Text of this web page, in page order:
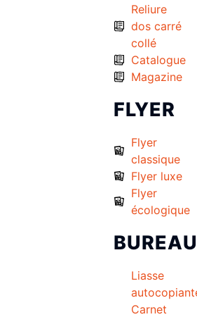
Reliure
dos carré
collé
Catalogue
Magazine
FLYER
Flyer
classique
Flyer luxe
Flyer
écologique
BUREAU
Liasse
Carnet